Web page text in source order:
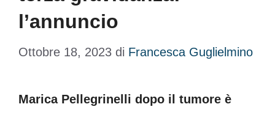
l’annuncio
Ottobre 18, 2023 di Francesca Guglielmino
Marica Pellegrinelli dopo il tumore è